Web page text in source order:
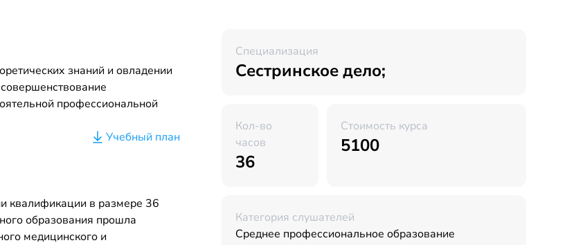
знаний и овладении
профессиональной
Учебный план
квалификации в размере 36
образования прошла
медицинского и
Специализация
Сестринское дело;
Кол-во
часов
36
Стоимость курса
5100
Категория слушателей
Среднее профессиональное образование